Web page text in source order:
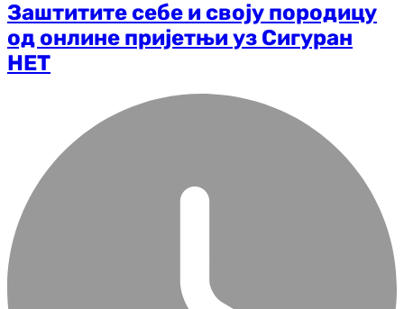
Заштитите себе и своју породицу
од онлине пријетњи уз Сигуран
НЕТ